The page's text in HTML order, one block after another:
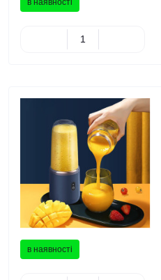
в наявності
в наявності